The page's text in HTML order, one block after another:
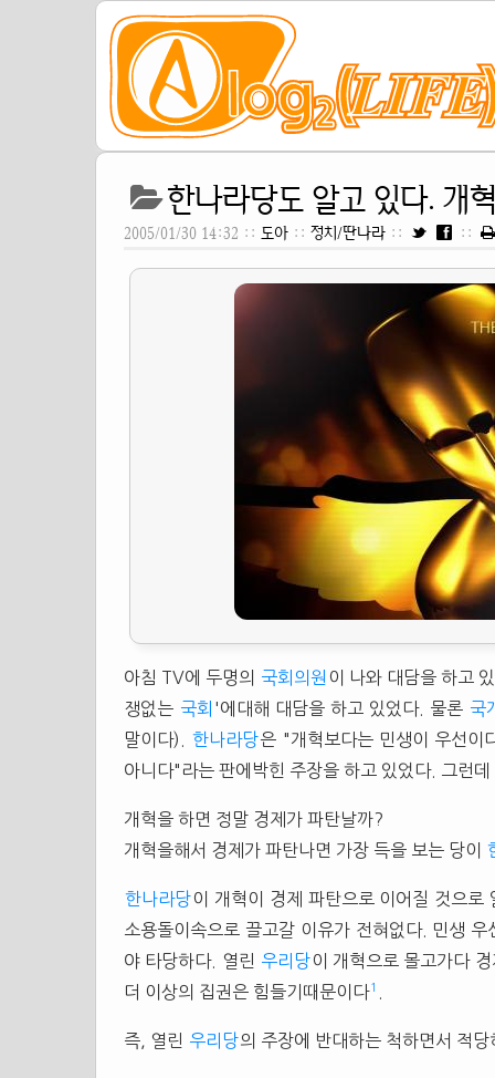
한나라당도 알고 있다. 개
2005/01/30 14:32 :: 도아 :: 정치/딴나라 :: ::
아침 TV에 두명의 국회의원 이 나와 대담을 하고
쟁없는 국회 '에대해 대담을 하고 있었다. 물론 국
말이다). 한나라당은 "개혁보다는 민생이 우선이
아니다"라는 판에박힌 주장을 하고 있었다. 그런
개혁을 하면 정말 경제가 파탄날까?
개혁을해서 경제가 파탄나면 가장 득을 보는 당이
한나라당이 개혁이 경제 파탄으로 이어질 것으
소용돌이속으로 끌고갈 이유가 전혀없다. 민생
야 타당하다. 열린
우리당 이 개혁으로 몰고가다
더 이상의 집권은 힘들기때문이다1
즉, 열린 우리당의 주장에 반대하는 척하면서 적